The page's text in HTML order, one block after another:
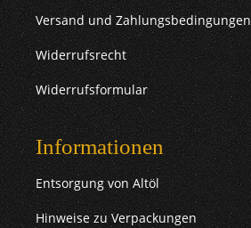
Versand und Zahlungsbedingungen
Widerrufsrecht
Widerrufsformular
Informationen
Entsorgung von Altöl
Hinweise zu Verpackungen